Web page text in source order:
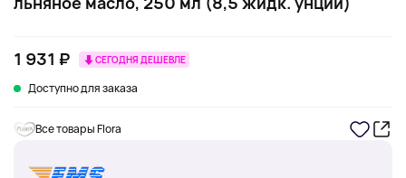
1 931 ₽ СЕГОДНЯ ДЕШЕВЛЕ
Доступно для заказа
Все товары Flora